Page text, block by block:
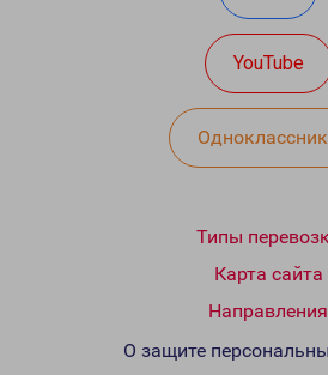
YouTube
Типы
Карта сайта
Направления
О защите